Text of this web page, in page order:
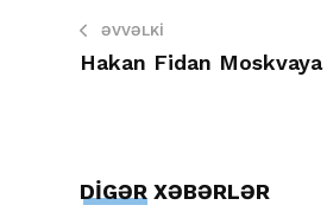
ƏVVƏLKI
Hakan Fidan
DİGƏR XƏBƏRLƏR